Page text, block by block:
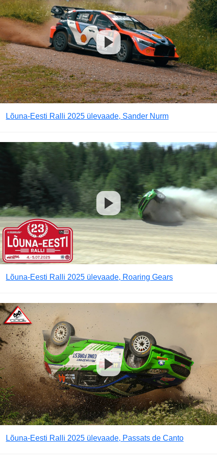
Lõuna-Eesti Ralli 2025 ülevaade, Sander Nurm
Lõuna-Eesti Ralli 2025 ülevaade, Roaring Gears
Lõuna-Eesti Ralli 2025 ülevaade, Passats de Canto